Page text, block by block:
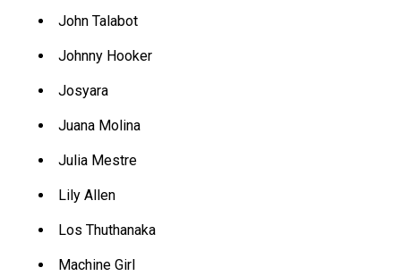
John Talabot
Johnny Hooker
Josyara
Juana Molina
Julia Mestre
Lily Allen
Los Thuthanaka
Machine Girl